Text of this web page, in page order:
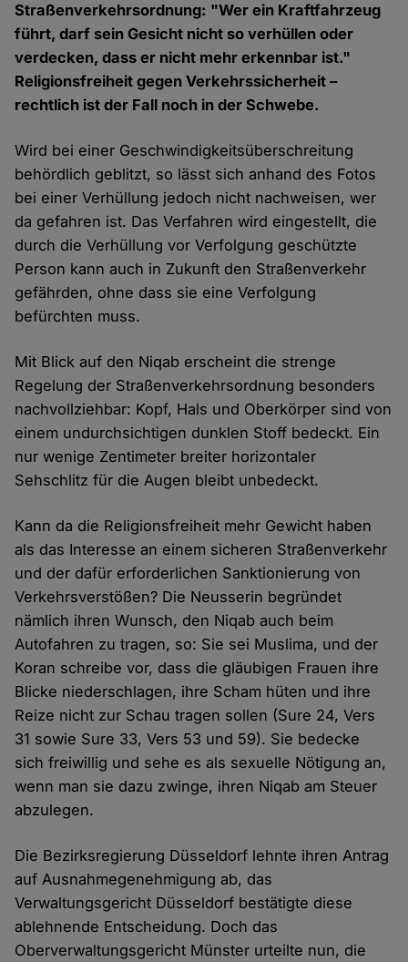
Straßenverkehrsordnung: "Wer ein Kraftfahrzeug
führt, darf sein Gesicht nicht so verhüllen oder
verdecken, dass er nicht mehr erkennbar ist."
Religionsfreiheit gegen Verkehrssicherheit –
rechtlich ist der Fall noch in der Schwebe.
Wird bei einer Geschwindigkeitsüberschreitung
behördlich geblitzt, so lässt sich anhand des Fotos
bei einer Verhüllung jedoch nicht nachweisen, wer
da gefahren ist. Das Verfahren wird eingestellt, die
durch die Verhüllung vor Verfolgung geschützte
Person kann auch in Zukunft den Straßenverkehr
gefährden, ohne dass sie eine Verfolgung
befürchten muss.
Mit Blick auf den Niqab erscheint die strenge
Regelung der Straßenverkehrsordnung besonders
nachvollziehbar: Kopf, Hals und Oberkörper sind von
einem undurchsichtigen dunklen Stoff bedeckt. Ein
nur wenige Zentimeter breiter horizontaler
Sehschlitz für die Augen bleibt unbedeckt.
Kann da die Religionsfreiheit mehr Gewicht haben
als das Interesse an einem sicheren Straßenverkehr
und der dafür erforderlichen Sanktionierung von
Verkehrsverstößen? Die Neusserin begründet
nämlich ihren Wunsch, den Niqab auch beim
Autofahren zu tragen, so: Sie sei Muslima, und der
Koran schreibe vor, dass die gläubigen Frauen ihre
Blicke niederschlagen, ihre Scham hüten und ihre
Reize nicht zur Schau tragen sollen (Sure 24, Vers
31 sowie Sure 33, Vers 53 und 59). Sie bedecke
sich freiwillig und sehe es als sexuelle Nötigung an,
wenn man sie dazu zwinge, ihren Niqab am Steuer
abzulegen.
Die Bezirksregierung Düsseldorf lehnte ihren Antrag
auf Ausnahmegenehmigung ab, das
Verwaltungsgericht Düsseldorf bestätigte diese
ablehnende Entscheidung. Doch das
Oberverwaltungsgericht Münster urteilte nun, die